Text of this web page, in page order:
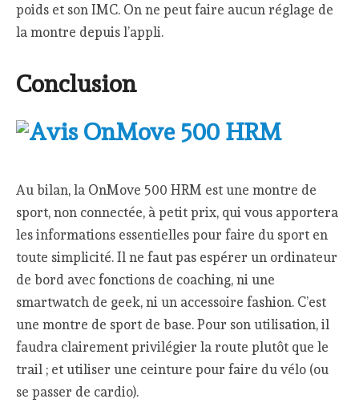
poids et son IMC. On ne peut faire aucun réglage de
la montre depuis l’appli.
Conclusion
Au bilan, la OnMove 500 HRM est une montre de
sport, non connectée, à petit prix, qui vous apportera
les informations essentielles pour faire du sport en
toute simplicité. Il ne faut pas espérer un ordinateur
de bord avec fonctions de coaching, ni une
smartwatch de geek, ni un accessoire fashion. C’est
une montre de sport de base. Pour son utilisation, il
faudra clairement privilégier la route plutôt que le
trail ; et utiliser une ceinture pour faire du vélo (ou
se passer de cardio).